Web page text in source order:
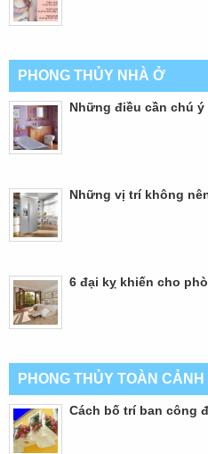
PHONG THỦY NHÀ Ở
Những điều cần chú
Những vị trí không
6 đại kỵ khiến cho
PHONG THỦY TOÀN CẢNH
Cách bố trí ban công